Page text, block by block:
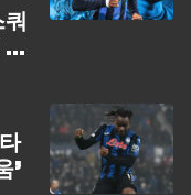
’